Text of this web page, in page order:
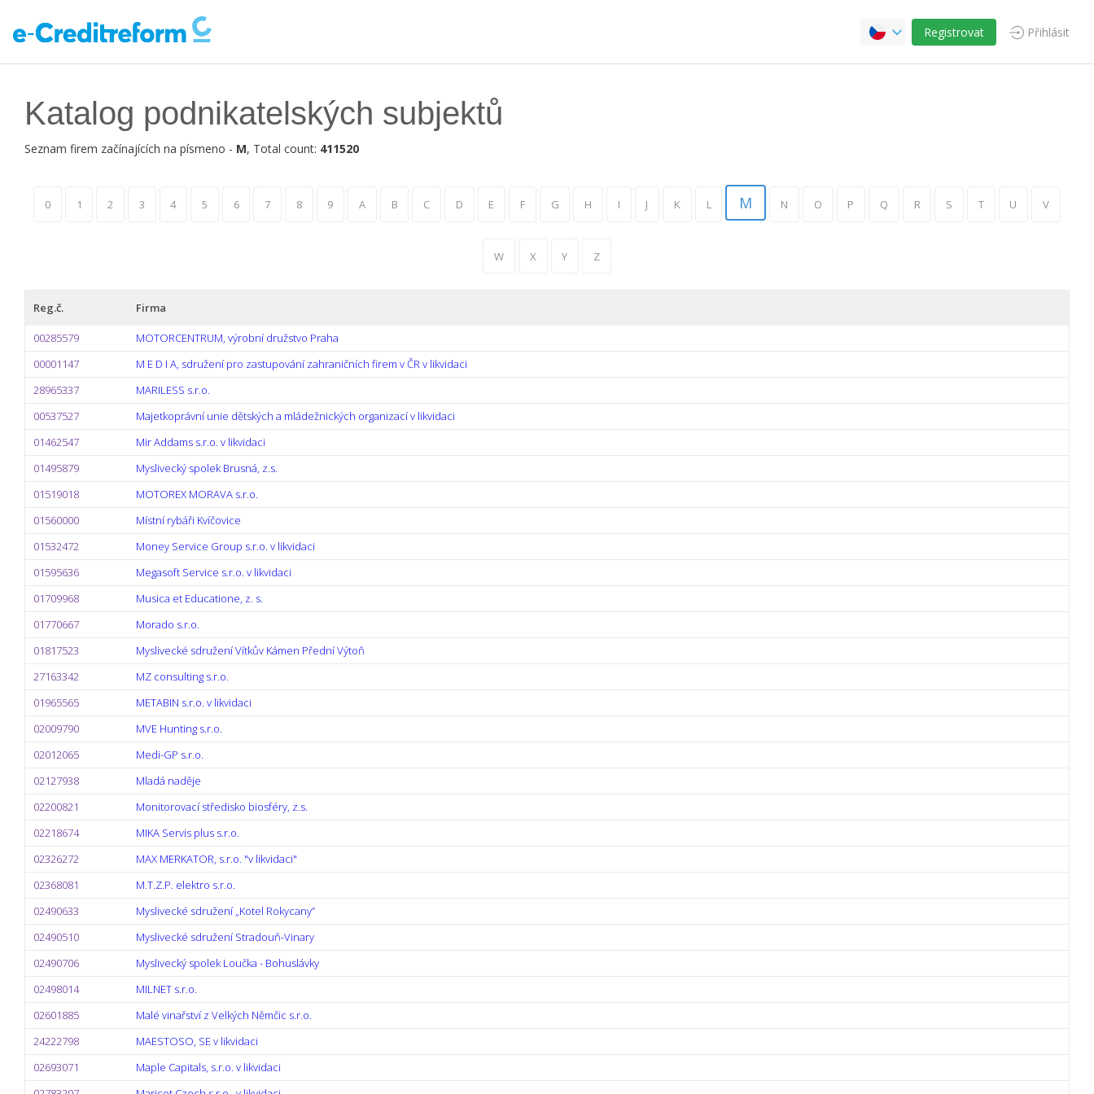
Registrovat Přihlásit
Katalog podnikatelských subjektů
Seznam firem začínajících na písmeno - M, Total count: 411520
0 1 2 3 4 5 6 7 8 9 A B C D E F G H I J K L M N O P Q R S T U V
W X Y Z
Reg.č. Firma
00285579
MOTORCENTRUM, výrobní družstvo Praha
00001147
M E D I A, sdružení pro zastupování zahraničních firem v ČR v likvidaci
28965337
MARILESS s.r.o.
00537527
Majetkoprávní unie dětských a mládežnických organizací v likvidaci
01462547
Mir Addams s.r.o. v likvidaci
01495879
Myslivecký spolek Brusná, z.s.
01519018
MOTOREX MORAVA s.r.o.
01560000
Místní rybáři Kvíčovice
01532472
Money Service Group s.r.o. v likvidaci
01595636
Megasoft Service s.r.o. v likvidaci
01709968
Musica et Educatione, z. s.
01770667
Morado s.r.o.
01817523
Myslivecké sdružení Vítkův Kámen Přední Výtoň
27163342
MZ consulting s.r.o.
01965565
METABIN s.r.o. v likvidaci
02009790
MVE Hunting s.r.o.
02012065
Medi-GP s.r.o.
02127938
Mladá naděje
02200821
Monitorovací středisko biosféry, z.s.
02218674
MIKA Servis plus s.r.o.
02326272
MAX MERKATOR, s.r.o. "v likvidaci"
02368081
M.T.Z.P. elektro s.r.o.
02490633
Myslivecké sdružení „Kotel Rokycany”
02490510
Myslivecké sdružení Stradouň-Vinary
02490706
Myslivecký spolek Loučka - Bohuslávky
02498014
MILNET s.r.o.
02601885
Malé vinařství z Velkých Němčic s.r.o.
24222798
MAESTOSO, SE v likvidaci
02693071
Maple Capitals, s.r.o. v likvidaci